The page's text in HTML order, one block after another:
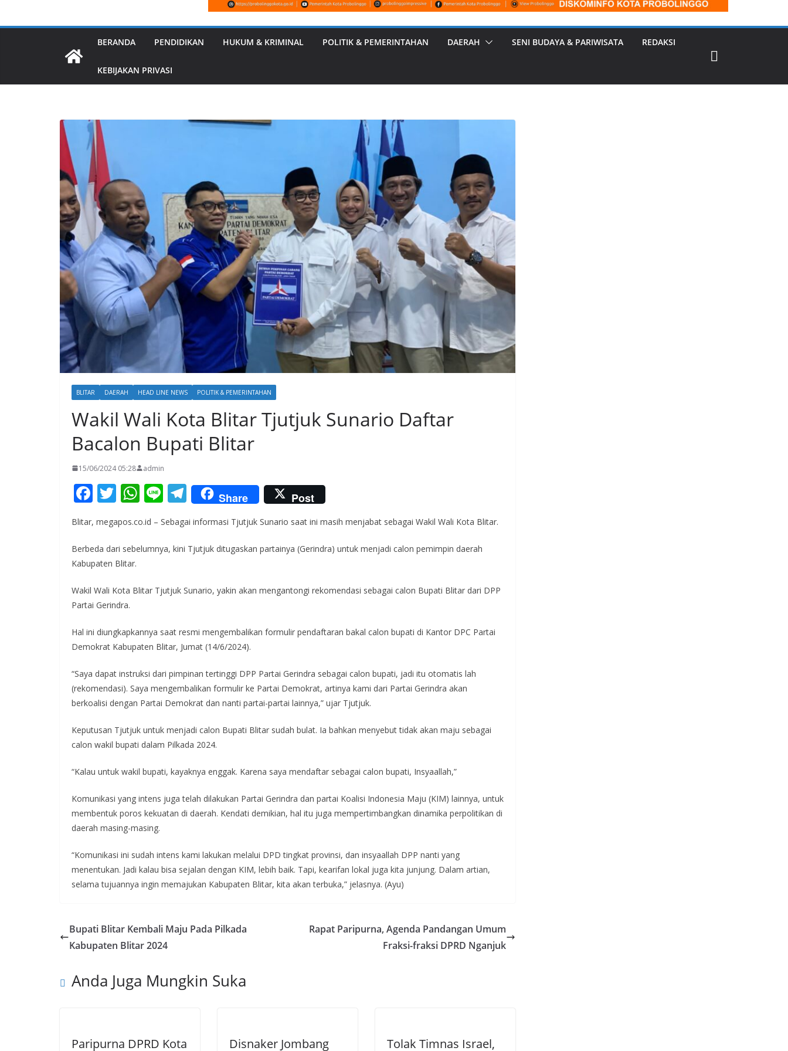
BERANDA PENDIDIKAN HUKUM & KRIMINAL POLITIK & PEMERINTAHAN DAERAH SENI BUDAYA & PARIWISATA REDAKSI
KEBIJAKAN PRIVASI
BLITAR DAERAH HEAD LINE NEWS POLITIK & PEMERINTAHAN
Wakil Wali Kota Blitar Tjutjuk Sunario Daftar
Bacalon Bupati Blitar
15/06/2024 05:28 admin
F
e
b
o
o
k
T
itt
er
W
h
at
s
p
Li
n
e
T
el
e
gr
m
Share Post
Blitar, megapos.co.id – Sebagai informasi Tjutjuk Sunario saat ini masih menjabat sebagai Wakil Wali Kota Blitar.
Berbeda dari sebelumnya, kini Tjutjuk ditugaskan partainya (Gerindra) untuk menjadi calon pemimpin daerah
Kabupaten Blitar.
Wakil Wali Kota Blitar Tjutjuk Sunario, yakin akan mengantongi rekomendasi sebagai calon Bupati Blitar dari DPP
Partai Gerindra.
Hal ini diungkapkannya saat resmi mengembalikan formulir pendaftaran bakal calon bupati di Kantor DPC Partai
Demokrat Kabupaten Blitar, Jumat (14/6/2024).
“Saya dapat instruksi dari pimpinan tertinggi DPP Partai Gerindra sebagai calon bupati, jadi itu otomatis lah
(rekomendasi). Saya mengembalikan formulir ke Partai Demokrat, artinya kami dari Partai Gerindra akan
berkoalisi dengan Partai Demokrat dan nanti partai-partai lainnya,” ujar Tjutjuk.
Keputusan Tjutjuk untuk menjadi calon Bupati Blitar sudah bulat. Ia bahkan menyebut tidak akan maju sebagai
calon wakil bupati dalam Pilkada 2024.
“Kalau untuk wakil bupati, kayaknya enggak. Karena saya mendaftar sebagai calon bupati, Insyaallah,”
Komunikasi yang intens juga telah dilakukan Partai Gerindra dan partai Koalisi Indonesia Maju (KIM) lainnya, untuk
membentuk poros kekuatan di daerah. Kendati demikian, hal itu juga mempertimbangkan dinamika perpolitikan di
daerah masing-masing.
“Komunikasi ini sudah intens kami lakukan melalui DPD tingkat provinsi, dan insyaallah DPP nanti yang
menentukan. Jadi kalau bisa sejalan dengan KIM, lebih baik. Tapi, kearifan lokal juga kita junjung. Dalam artian,
selama tujuannya ingin memajukan Kabupaten Blitar, kita akan terbuka,” jelasnya. (Ayu)
Bupati Blitar Kembali Maju Pada Pilkada
Kabupaten Blitar 2024
Rapat Paripurna, Agenda Pandangan Umum
Fraksi-fraksi DPRD Nganjuk
Anda Juga Mungkin Suka
Paripurna DPRD Kota
Disnaker Jombang
Tolak Timnas Israel,